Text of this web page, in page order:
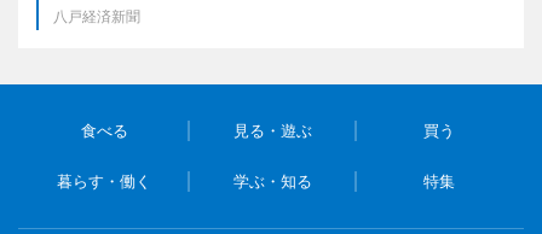
八戸経済新聞
食べる 見る・遊ぶ 買う
暮らす・働く 学ぶ・知る 特集